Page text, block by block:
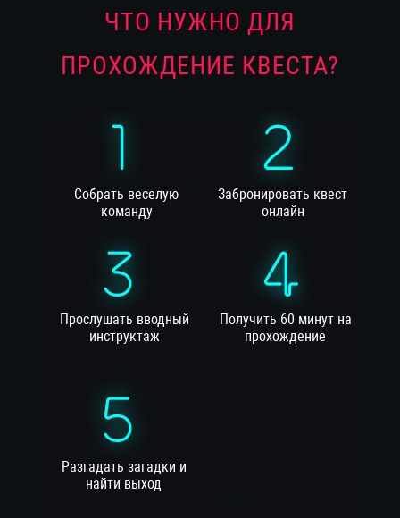
ЧТО НУЖНО ДЛЯ
ПРОХОЖДЕНИЕ КВЕСТА?
Собрать веселую
команду
Забронировать квест
онлайн
Прослушать вводный
инструктаж
Получить 60 минут на
прохождение
Разгадать загадки и
найти выход